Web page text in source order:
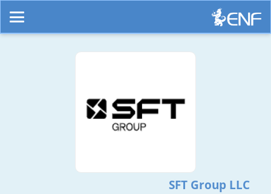
SFT Group LLC